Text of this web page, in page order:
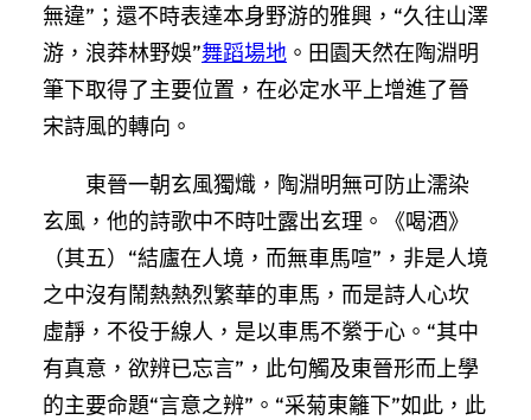
無違”；還不時表達本身野游的雅興，“久往山澤
游，浪莽林野娛”舞蹈場地 。田園天然在陶淵明
筆下取得了主要位置，在必定水平上增進了晉
宋詩風的轉向。
東晉一朝玄風獨熾，陶淵明無可防止濡染
玄風，他的詩歌中不時吐露出玄理。《喝酒》
（其五）“結廬在人境，而無車馬喧”，非是人境
之中沒有鬧熱熱烈繁華的車馬，而是詩人心坎
虛靜，不役于線人，是以車馬不縈于心。“其中
有真意，欲辨已忘言”，此句觸及東晉形而上學
的主要命題“言意之辨”。“采菊東籬下”如此，此